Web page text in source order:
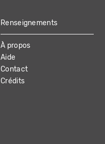
Renseignements
À propos
Aide
Contact
Crédits